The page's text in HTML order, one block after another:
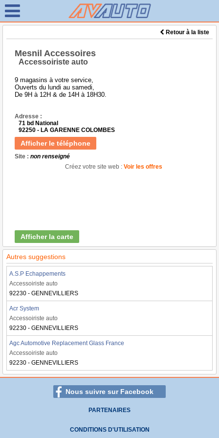
Retour à la liste
Mesnil Accessoires
Accessoiriste auto
9 magasins à votre service,
Ouverts du lundi au samedi,
De 9H à 12H & de 14H à 18H30.
Adresse :
71 bd National
92250 - LA GARENNE COLOMBES
Afficher le téléphone
Site : non renseigné
Créez votre site web : Voir les offres
Afficher la carte
Autres suggestions
A.S.P Echappements
Accessoiriste auto
92230 - GENNEVILLIERS
Acr System
Accessoiriste auto
92230 - GENNEVILLIERS
Agc Automotive Replacement Glass France
Accessoiriste auto
92230 - GENNEVILLIERS
Nous suivre sur Facebook
PARTENAIRES
CONDITIONS D'UTILISATION